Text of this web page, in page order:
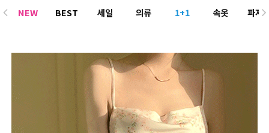
NEW BEST 세일 의류 1+1 속옷
파자